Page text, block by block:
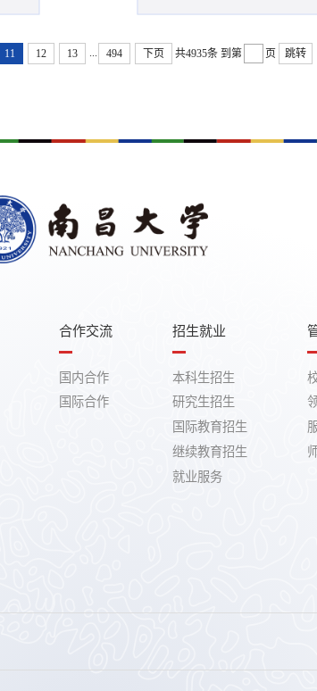
11 12 13 ... 494 下页 共4935条 到第 页 跳转
合作交流
国内合作
国际合作
招生就业
本科生招生
研究生招生
国际教育招生
继续教育招生
就业服务